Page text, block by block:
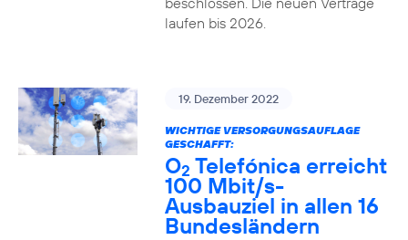
laufen bis 2026.
19. Dezember 2022
WICHTIGE VERSORGUNGSAUFLAGE
GESCHAFFT:
O2 Telefónica erreicht
100 Mbit/s-
Ausbauziel in allen 16
Bundesländern